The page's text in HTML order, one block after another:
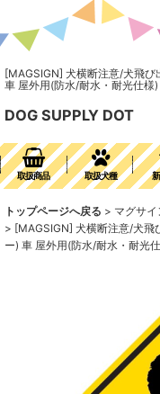
[MAGSIGN] 犬横断注意/犬飛び
車 屋外用(防水/耐水・耐光仕様
DOG SUPPLY DOT
取扱商品 取扱犬種
トップページへ戻る > マグサイ
> [MAGSIGN] 犬横断注意/犬飛
ー) 車 屋外用(防水/耐水・耐光